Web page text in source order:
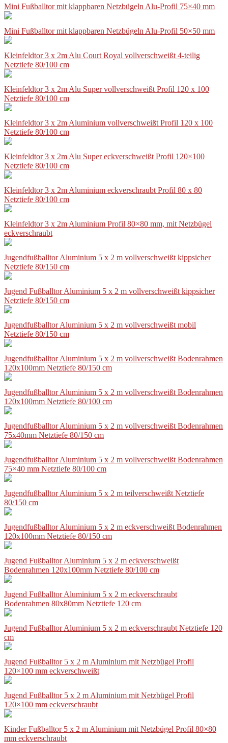
Mini Fußballtor mit klappbaren Netzbügeln Alu-Profil 75×40 mm
Mini Fußballtor mit klappbaren Netzbügeln Alu-Profil 50×50 mm
Kleinfeldtor 3 x 2m Alu Court Royal vollverschweißt 4-teilig
Netztiefe 80/100 cm
Kleinfeldtor 3 x 2m Alu Super vollverschweißt Profil 120 x 100
Netztiefe 80/100 cm
Kleinfeldtor 3 x 2m Aluminium vollverschweißt Profil 120 x 100
Netztiefe 80/100 cm
Kleinfeldtor 3 x 2m Alu Super eckverschweißt Profil 120×100
Netztiefe 80/100 cm
Kleinfeldtor 3 x 2m Aluminium eckverschraubt Profil 80 x 80
Netztiefe 80/100 cm
Kleinfeldtor 3 x 2m Aluminium Profil 80×80 mm, mit Netzbügel
eckverschraubt
Jugendfußballtor Aluminium 5 x 2 m vollverschweißt kippsicher
Netztiefe 80/150 cm
Jugend Fußballtor Aluminium 5 x 2 m vollverschweißt kippsicher
Netztiefe 80/150 cm
Jugendfußballtor Aluminium 5 x 2 m vollverschweißt mobil
Netztiefe 80/150 cm
Jugendfußballtor Aluminium 5 x 2 m vollverschweißt Bodenrahmen
120x100mm Netztiefe 80/150 cm
Jugendfußballtor Aluminium 5 x 2 m vollverschweißt Bodenrahmen
120x100mm Netztiefe 80/100 cm
Jugendfußballtor Aluminium 5 x 2 m vollverschweißt Bodenrahmen
75x40mm Netztiefe 80/150 cm
Jugendfußballtor Aluminium 5 x 2 m vollverschweißt Bodenrahmen
75×40 mm Netztiefe 80/100 cm
Jugendfußballtor Aluminium 5 x 2 m teilverschweißt Netztiefe
80/150 cm
Jugendfußballtor Aluminium 5 x 2 m eckverschweißt Bodenrahmen
120x100mm Netztiefe 80/150 cm
Jugend Fußballtor Aluminium 5 x 2 m eckverschweißt
Bodenrahmen 120x100mm Netztiefe 80/100 cm
Jugend Fußballtor Aluminium 5 x 2 m eckverschraubt
Bodenrahmen 80x80mm Netztiefe 120 cm
Jugend Fußballtor Aluminium 5 x 2 m eckverschraubt Netztiefe 120
cm
Jugend Fußballtor 5 x 2 m Aluminium mit Netzbügel Profil
120×100 mm eckverschweißt
Jugend Fußballtor 5 x 2 m Aluminium mit Netzbügel Profil
120×100 mm eckverschraubt
Kinder Fußballtor 5 x 2 m Aluminium mit Netzbügel Profil 80×80
mm eckverschraubt